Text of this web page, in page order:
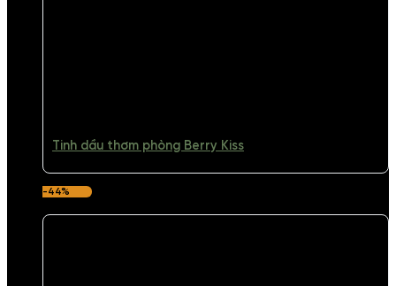
Tinh dầu thơm phòng Berry Kiss
-44%